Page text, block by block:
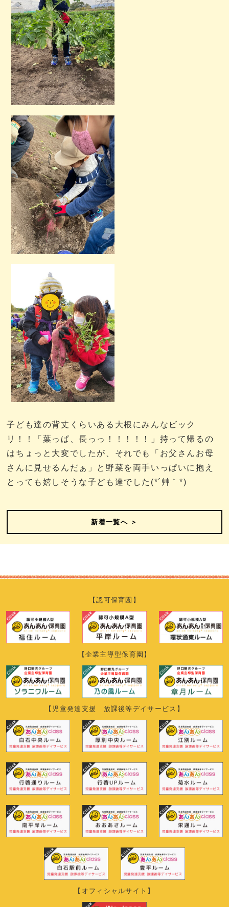
子ども達の背丈くらいある大根にみんなビック
リ！！「葉っぱ、長っっ！！！！！」持って帰るの
はちょっと大変でしたが、それでも「お父さんお母
さんに見せるんだぁ」と野菜を両手いっぱいに抱え
とっても嬉しそうな子ども達でした(*´艸｀*)
新着一覧へ ＞
【認可保育園】
【企業主導型保育園】
【児童発達支援 放課後等デイサービス】
【オフィシャルサイト】